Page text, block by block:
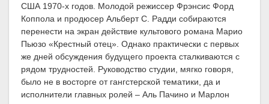
США 1970-х годов. Молодой режиссер Фрэнсис Форд
Коппола и продюсер Альберт С. Радди собираются
перенести на экран действие культового романа Марио
Пьюзо «Крестный отец». Однако практически с первых
же дней обсуждения будущего проекта сталкиваются с
рядом трудностей. Руководство студии, мягко говоря,
было не в восторге от гангстерской тематики, да и
исполнители главных ролей – Аль Пачино и Марлон